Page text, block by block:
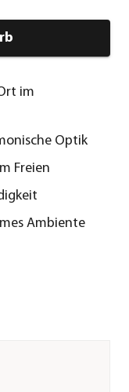
im
Optik
Freien
Ambiente